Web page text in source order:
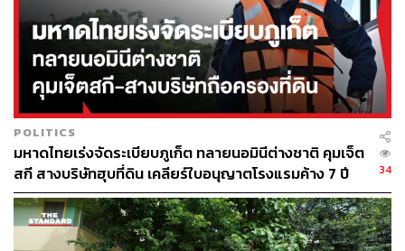
TAGS: บุรีรัมย์ สุรินทร์ ตราด
ศรีสะเกษ
ความสัมพันธ์ไทย-กัมพูชา
ชายแดนไทย
กระทรวงมหาดไทย
จันทบุรี
อุบลราชธานี
Cambodia
สระแก้ว
POLITICS
มหาดไทยเร่งจัดระเบียบภูเก็ต ทลายนอมินีต่างชาติ คุมเจ็ต
สกี สางบริษัทฮุบที่ดิน เคลียร์ใบอนุญาตโรงแรมค้าง 7 ปี
34